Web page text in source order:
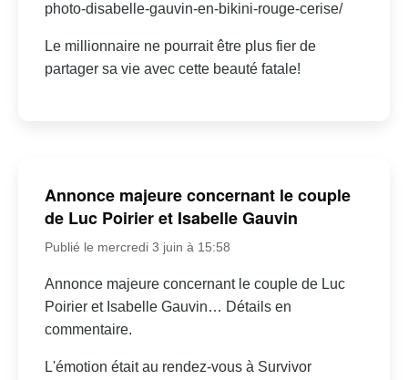
photo-disabelle-gauvin-en-bikini-rouge-cerise/
Le millionnaire ne pourrait être plus fier de
partager sa vie avec cette beauté fatale!
Annonce majeure concernant le couple
de Luc Poirier et Isabelle Gauvin
Publié le mercredi 3 juin à 15:58
Annonce majeure concernant le couple de Luc
Poirier et Isabelle Gauvin… Détails en
commentaire.
L'émotion était au rendez-vous à Survivor